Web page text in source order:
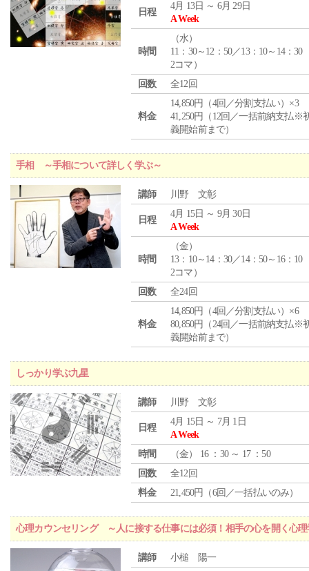
日程
4月 13日 ～ 6月 29日
A Week
時間
（水）
11：30～12：50／13：10～14：30
2コマ）
回数
全12回
料金
14,850円（4回／分割支払い）×3
41,250円（12回／一括前納支払※
義開始前まで）
手相 ～手相について詳しく学ぶ～
講師 川野 文彰
日程
4月 15日 ～ 9月 30日
A Week
時間
（金）
13：10～14：30／14：50～16：10
2コマ）
回数
全24回
料金
14,850円（4回／分割支払い）×6
80,850円（24回／一括前納支払※
義開始前まで）
しっかり学ぶ九星
講師 川野 文彰
日程
4月 15日 ～ 7月 1日
A Week
時間
（金） 16 ：30 ～ 17 ：50
回数
全12回
料金
21,450円（6回／一括払いのみ）
心理カウンセリング ～人に接する仕事には必須！相手の心を開く心理
講師 小槌 陽一